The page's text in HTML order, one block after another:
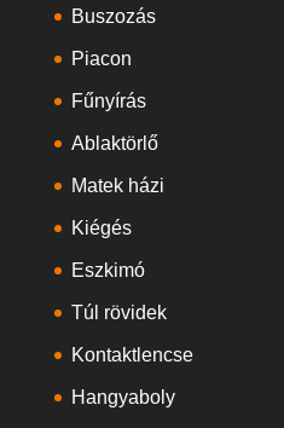
Buszozás
Piacon
Fűnyírás
Ablaktörlő
Matek házi
Kiégés
Eszkimó
Túl rövidek
Kontaktlencse
Hangyaboly